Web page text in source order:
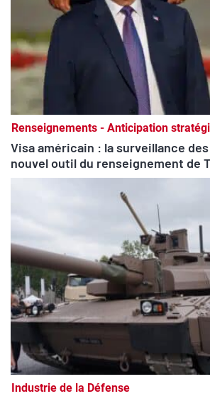
Renseignements - Anticipation
Visa américain : la surveillance
nouvel outil du renseignement de
Industrie de la Défense